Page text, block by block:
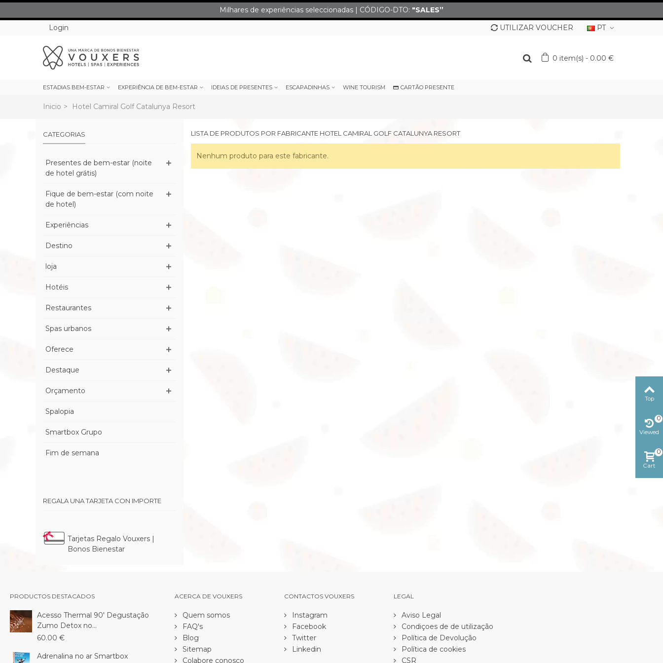
Milhares de experiências seleccionadas | CÓDIGO-DTO: "SALES”
Login
PT
UTILIZAR VOUCHER
0 item(s) - 0.00 €
ESTADIAS BEM-ESTAR EXPERIÊNCIA DE BEM-ESTAR IDEIAS DE PRESENTES ESCAPADINHAS WINE TOURISM CARTÃO PRESENTE
Inicio > Hotel Camiral Golf Catalunya Resort
CATEGORIAS
Presentes de bem-estar (noite
de hotel grátis)
Fique de bem-estar (com noite
de hotel)
Experiências
Destino
loja
Hotéis
Restaurantes
Spas urbanos
Oferece
Destaque
Orçamento
Spalopia
Smartbox Grupo
Fim de semana
REGALA UNA TARJETA CON IMPORTE
Tarjetas Regalo Vouxers |
Bonos Bienestar
LISTA DE PRODUTOS POR FABRICANTE HOTEL CAMIRAL GOLF CATALUNYA RESORT
Nenhum produto para este fabricante.
PRODUCTOS DESTACADOS
Acesso Thermal 90' Degustação
Zumo Detox no...
60.00 €
Adrenalina no ar Smartbox
ACERCA DE VOUXERS
Quem somos
FAQ's
Blog
Sitemap
Colabore conosco
CONTACTOS VOUXERS
Instagram
Facebook
Twitter
Linkedin
LEGAL
Aviso Legal
Condiçoes de de utilização
Política de Devolução
Política de cookies
CSR
Top
Viewed
0
Cart
0